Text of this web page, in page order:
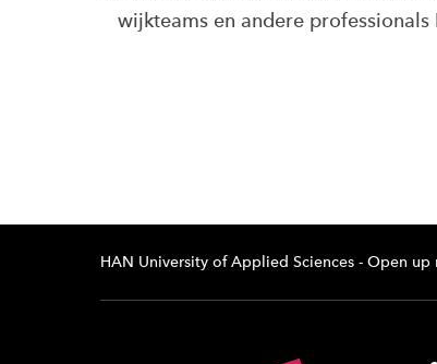
wijkteams en andere
HAN University of Applied Sciences - Open up